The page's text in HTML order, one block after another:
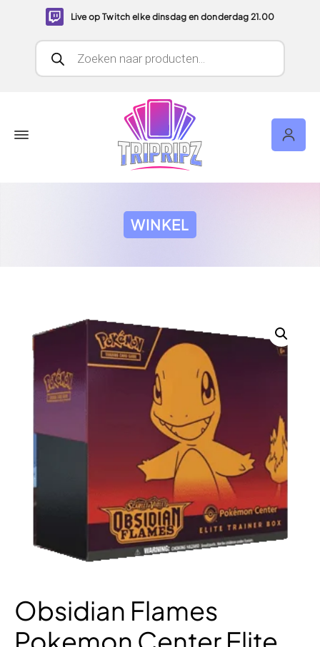
Live op Twitch elke dinsdag en donderdag 21.00
Producten zoeken
WINKEL
Obsidian Flames